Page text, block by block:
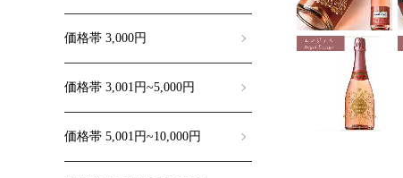
価格帯 3,000円
価格帯 3,001円~5,000円
価格帯 5,001円~10,000円